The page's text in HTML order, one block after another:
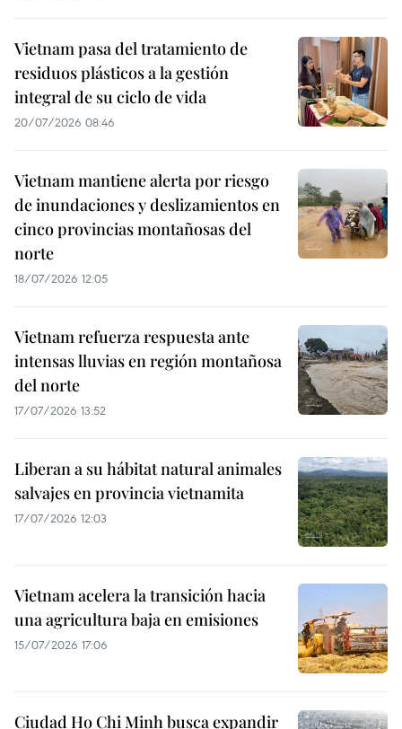
Vietnam pasa del tratamiento de
residuos plásticos a la gestión
integral de su ciclo de vida
20/07/2026 08:46
Vietnam mantiene alerta por riesgo
de inundaciones y deslizamientos en
cinco provincias montañosas del
norte
18/07/2026 12:05
Vietnam refuerza respuesta ante
intensas lluvias en región montañosa
del norte
17/07/2026 13:52
Liberan a su hábitat natural animales
salvajes en provincia vietnamita
17/07/2026 12:03
Vietnam acelera la transición hacia
una agricultura baja en emisiones
15/07/2026 17:06
Ciudad Ho Chi Minh busca expandir